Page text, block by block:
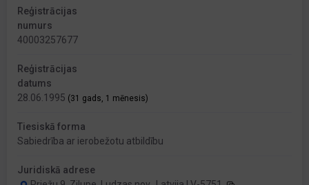
Reģistrācijas
numurs
40003257677
Reģistrācijas
datums
28.06.1995 (31 gads, 1 mēnesis)
Tiesiskā forma
Sabiedrība ar ierobežotu atbildību
Juridiskā adrese